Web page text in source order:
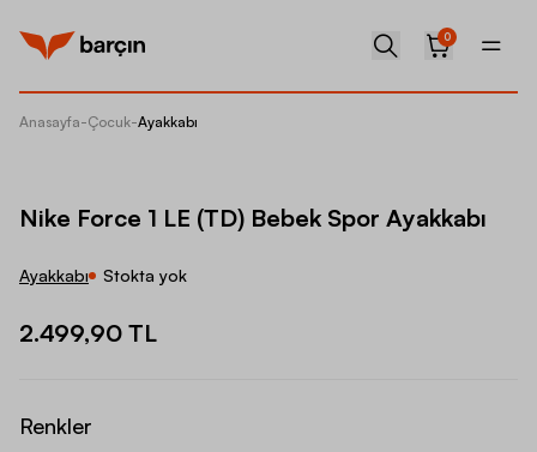
0
Anasayfa-Çocuk-Ayakkabı
Nike Force 1 LE (TD) Bebek Spor Ayakkabı
Ayakkabı Stokta yok
2.499,90 TL
Renkler